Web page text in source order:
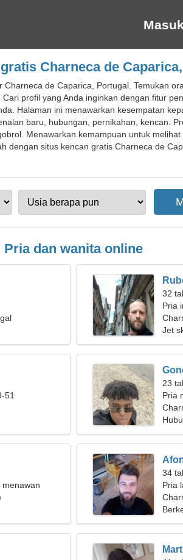
Masuk
Charneca de
de Caparica, Portugal. Temukan
profil yang Anda inginkan dengan fitur
Halaman ini menawarkan kesempatan
baru, hubungan, pernikahan, kencan.
Menawarkan kemampuan untuk
dengan situs kencan gratis Charneca de
Pria dan wanita online
32
Pria
Jet
51
23
Pria
menawan
34
Pria